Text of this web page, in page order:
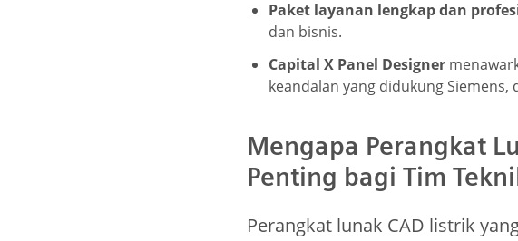
Paket layanan lengkap dan
dan bisnis.
Capital X Panel Designer
keandalan yang didukung Siemens,
Mengapa Perangkat
Penting bagi Tim
Perangkat lunak CAD listrik